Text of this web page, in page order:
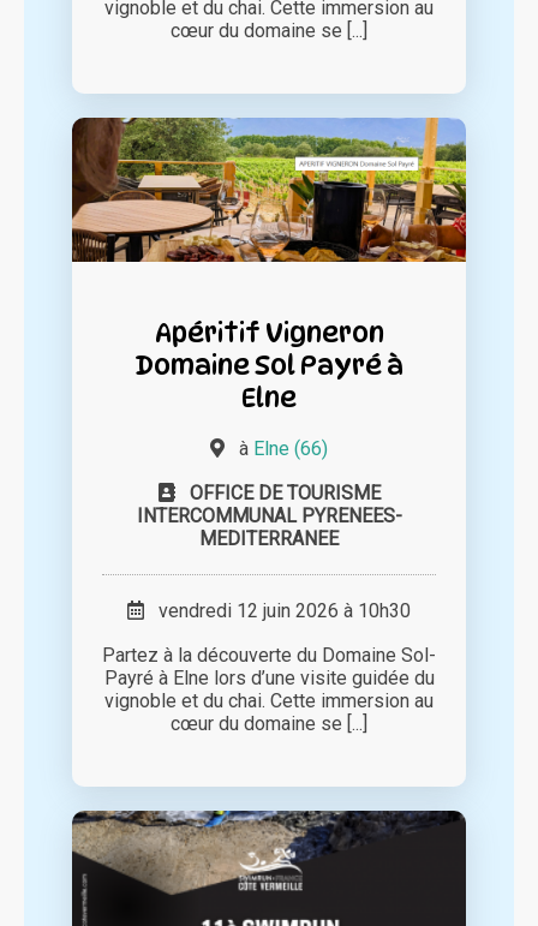
vignoble et du chai. Cette immersion au
cœur du domaine se [...]
Apéritif Vigneron
Domaine Sol Payré à
Elne
à Elne (66)
OFFICE DE TOURISME
INTERCOMMUNAL PYRENEES-
MEDITERRANEE
vendredi 12 juin 2026 à 10h30
Partez à la découverte du Domaine Sol-
Payré à Elne lors d’une visite guidée du
vignoble et du chai. Cette immersion au
cœur du domaine se [...]